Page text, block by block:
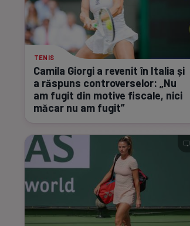
TENIS
Camila Giorgi a revenit în Italia și
a răspuns controverselor: „Nu
am fugit din motive fiscale, nici
măcar nu am fugit”